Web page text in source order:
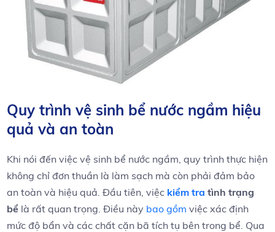
Quy trình vệ sinh bể‍ nước⁢ ngầm hiệu
quả và an ​toàn
Khi nói đến​ việc vệ sinh bể nước ngầm, quy trình thực hiện
không chỉ đơn thuần là làm‍ sạch mà còn phải đảm ​bảo
an toàn và hiệu quả. Đầu tiên, việc kiểm tra tình trạng
bể ⁤là rất quan trọng. Điều này bao gồm việc xác định
mức độ‌ bẩn và các‌ chất cặn bã tích tụ bên trong bể. Qua